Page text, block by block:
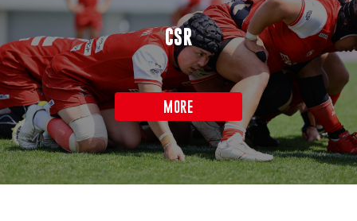
CSR
MORE